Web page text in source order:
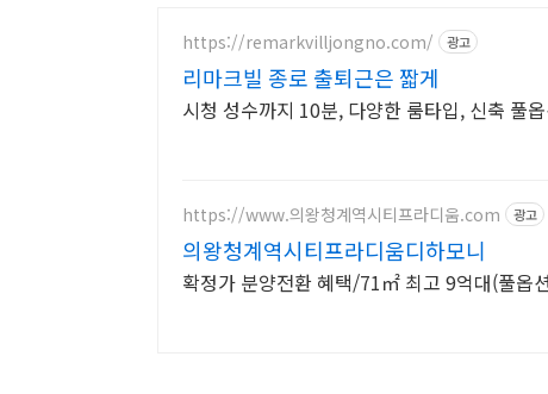
https://remarkvilljongno.com/ 광고
리마크빌 종로 출퇴근은 짧게
시청 성수까지 10분, 다양한 룸타입, 신축 풀
https://www.의왕청계역시티프라디움.com 광고
의왕청계역시티프라디움디하모니
확정가 분양전환 혜택/71㎡ 최고 9억대(풀옵